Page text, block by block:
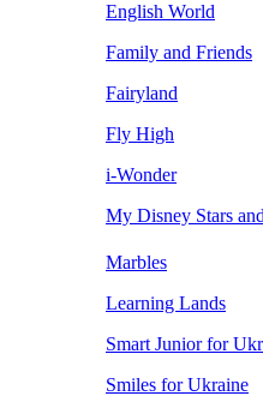
English World
Family and Friends
Fairyland
Fly High
i-Wonder
My Disney Stars
Marbles
Learning Lands
Smart Junior for
Smiles for Ukraine